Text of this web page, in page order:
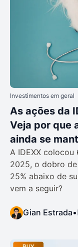
Investimentos em geral
As ações da
Veja por que
ainda se
A IDEXX colocou
2025, o dobro
25% abaixo de
vem a seguir?
Gian Estrada•